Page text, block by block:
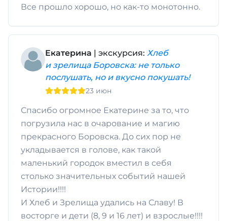
Все прошло хорошо, но как-то монотонно.
Екатерина | экскурсия: Хлеб
и зрелища Боровска: не только
послушать, но и вкусно покушать!
23 июн
Спасибо огромное Екатерине за то, что
погрузила нас в очарование и магию
прекрасного Боровска. До сих пор не
укладывается в голове, как такой
маленький городок вместил в себя
столько значительных событий нашей
Истории!!!!
И Хлеб и Зрелища удались на Славу! В
восторге и дети (8, 9 и 16 лет) и взрослые!!!!